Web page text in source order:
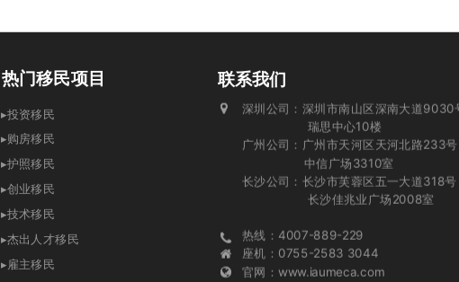
联系我们
▸投资移民
▸购房移民
▸护照移民
▸创业移民
▸技术移民
▸杰出人才移民
▸雇主移民
深圳公司：深圳市南山区深南大道9030
瑞思中心10楼
广州公司：广州市天河区天河北路233号
中信广场3310室
长沙公司：长沙市芙蓉区五一大道318号
长沙佳兆业广场2008室
热线：4007-889-229
座机：0755-2583 3044
官网：www.iaumeca.com
热门移民项目